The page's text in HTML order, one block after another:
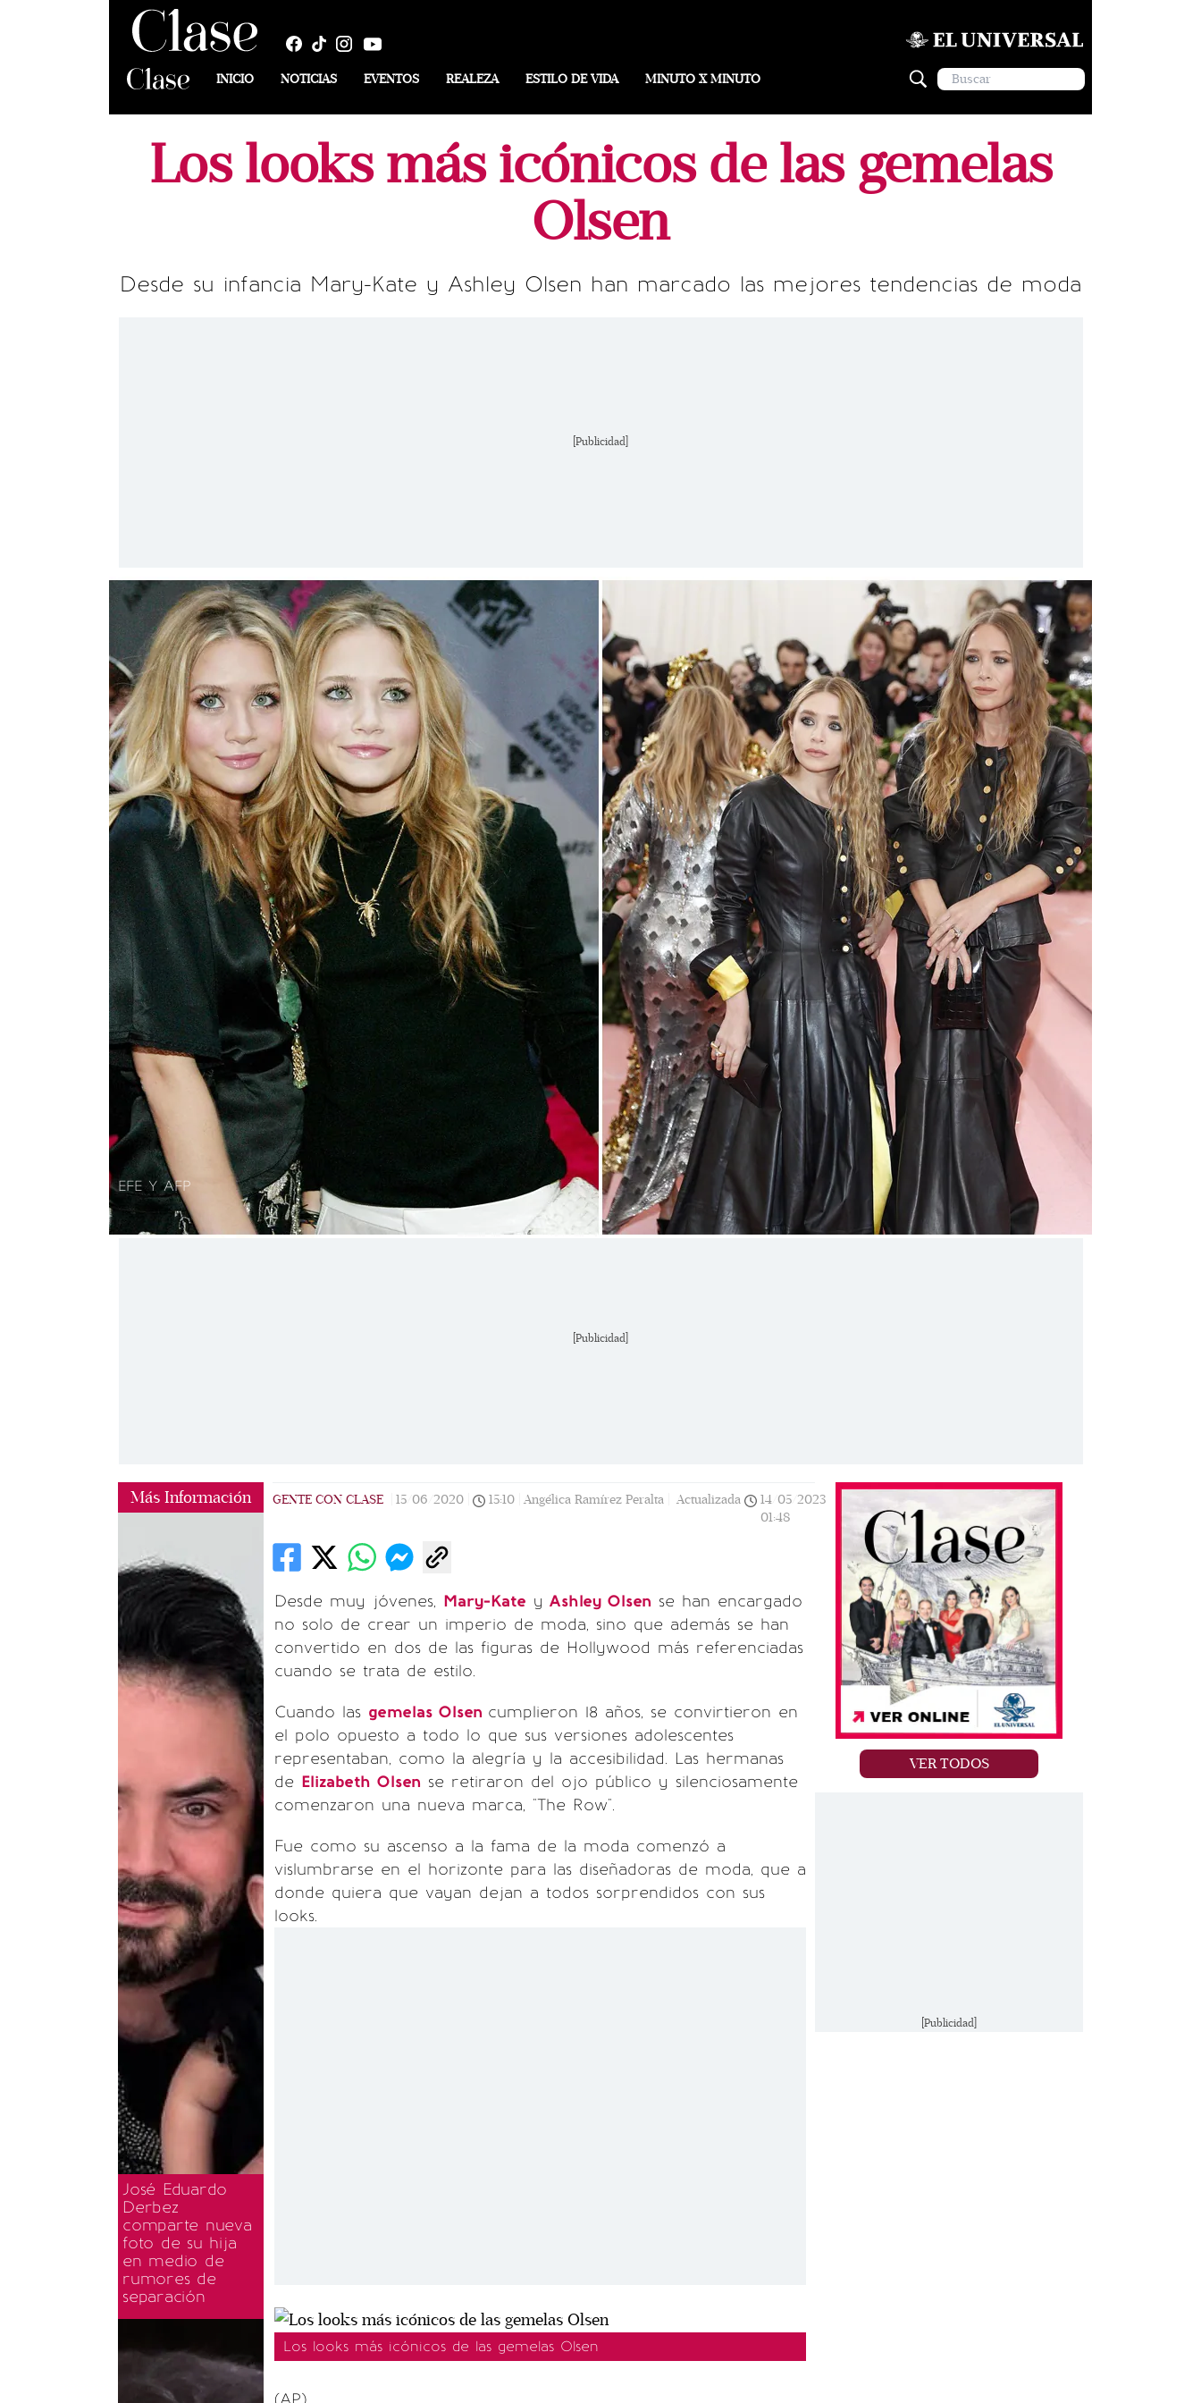
INICIO NOTICIAS EVENTOS REALEZA ESTILO DE VIDA MINUTO X MINUTO
Los looks más icónicos de las gemelas
Olsen
Desde su infancia Mary-Kate y Ashley Olsen han marcado las mejores tendencias de moda
[Publicidad]
EFE Y AFP
[Publicidad]
Más Información
José Eduardo
Derbez
comparte nueva
foto de su hija
en medio de
rumores de
separación
GENTE CON CLASE 15/06/2020 15:10 Angélica Ramírez Peralta | Actualizada
14/05/2023
01:48
Desde muy jóvenes, Mary-Kate y Ashley Olsen se han encargado
no solo de crear un imperio de moda, sino que además se han
convertido en dos de las figuras de Hollywood más referenciadas
cuando se trata de estilo.
Cuando las gemelas Olsen cumplieron 18 años, se convirtieron en
el polo opuesto a todo lo que sus versiones adolescentes
representaban, como la alegría y la accesibilidad. Las hermanas
de Elizabeth Olsen se retiraron del ojo público y silenciosamente
comenzaron una nueva marca, "The Row".
Fue como su ascenso a la fama de la moda comenzó a
vislumbrarse en el horizonte para las diseñadoras de moda, que a
donde quiera que vayan dejan a todos sorprendidos con sus
looks.
Los looks más icónicos de las gemelas Olsen
VER TODOS
[Publicidad]